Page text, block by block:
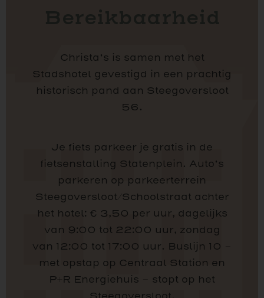
Christa’s is samen met het
Stadshotel gevestigd in een prachtig
historisch pand aan Steegoversloot
56.
Je fiets parkeer je gratis in de
fietsenstalling Statenplein. Auto’s
parkeren op parkeerterrein
Steegoversloot/Schoolstraat achter
het hotel: € 3,50 per uur, dagelijks
van 9:00 tot 22:00 uur, zondag
van 12:00 tot 17:00 uur. Buslijn 10 –
met opstap op Centraal Station en
P+R Energiehuis – stopt op het
Steegoversloot.